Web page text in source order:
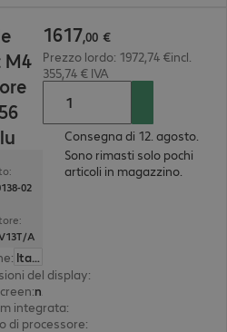
M4
02
A
:
Italiano
del display:
:
integrata:
di processore:
1617,00 €
Prezzo lordo: 1972,74 €incl.
355,74 € IVA
Consegna di 12. agosto.
Sono rimasti solo pochi
articoli in magazzino.